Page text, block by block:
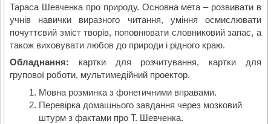
Тараса Шевченка про природу. Основна мета – розвивати в
учнів навички виразного читання, уміння осмислювати
почуттєвий зміст творів, поповнювати словниковий запас, а
також виховувати любов до природи і рідного краю.
Обладнання: картки для розчитування, картки для
групової роботи, мультимедійний проектор.
Мовна розминка з фонетичними вправами.
Перевірка домашнього завдання через мозковий
штурм з фактами про Т. Шевченка.